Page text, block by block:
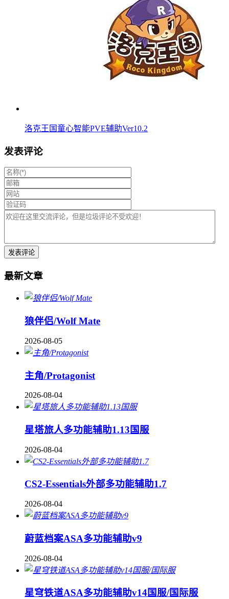
洛克王国童心智能PVE辅助Ver10.2
发表评论
最新文章
狼伴侣/Wolf Mate
2026-08-05
主角/Protagonist
2026-08-04
星塔旅人多功能辅助1.13国服
2026-08-04
CS2-Essentials外部多功能辅助1.7
2026-08-04
蔚蓝档案ASA多功能辅助v9
2026-08-04
星穹铁道ASA多功能辅助v14国服/国际服